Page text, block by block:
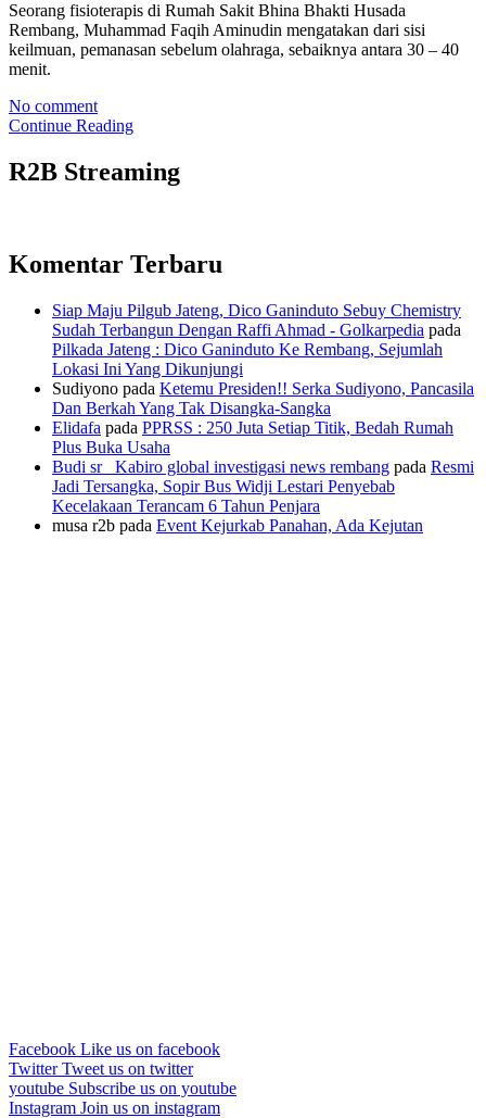
Seorang fisioterapis di Rumah Sakit Bhina Bhakti Husada
Rembang, Muhammad Faqih Aminudin mengatakan dari sisi
keilmuan, pemanasan sebelum olahraga, sebaiknya antara 30 – 40
menit.
No comment
Continue Reading
R2B Streaming
Komentar Terbaru
Siap Maju Pilgub Jateng, Dico Ganinduto Sebuy Chemistry
Sudah Terbangun Dengan Raffi Ahmad - Golkarpedia pada
Pilkada Jateng : Dico Ganinduto Ke Rembang, Sejumlah
Lokasi Ini Yang Dikunjungi
Sudiyono pada Ketemu Presiden!! Serka Sudiyono, Pancasila
Dan Berkah Yang Tak Disangka-Sangka
Elidafa pada PPRSS : 250 Juta Setiap Titik, Bedah Rumah
Plus Buka Usaha
Budi sr_ Kabiro global investigasi news rembang pada Resmi
Jadi Tersangka, Sopir Bus Widji Lestari Penyebab
Kecelakaan Terancam 6 Tahun Penjara
musa r2b pada Event Kejurkab Panahan, Ada Kejutan
Facebook Like us on facebook
TwitterTweet us on twitter
youtube Subscribe us on youtube
Instagram Join us on instagram